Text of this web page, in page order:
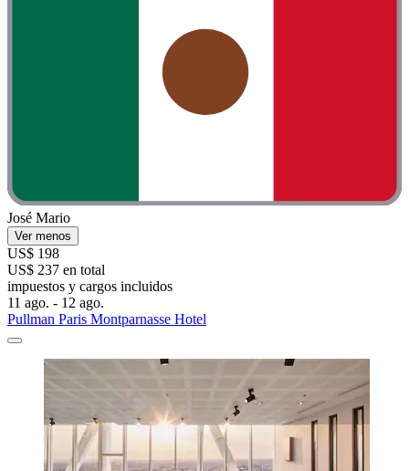
José Mario
Ver menos
US$ 198
US$ 237 en total
impuestos y cargos incluidos
11 ago. - 12 ago.
Pullman Paris Montparnasse Hotel